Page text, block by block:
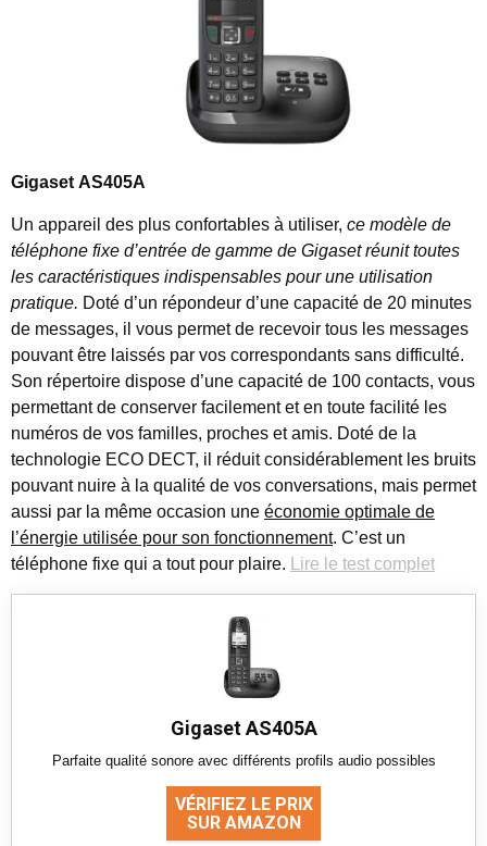
Gigaset AS405A
Un appareil des plus confortables à utiliser, ce modèle de
téléphone fixe d’entrée de gamme de Gigaset réunit toutes
les caractéristiques indispensables pour une utilisation
pratique. Doté d’un répondeur d’une capacité de 20 minutes
de messages, il vous permet de recevoir tous les messages
pouvant être laissés par vos correspondants sans difficulté.
Son répertoire dispose d’une capacité de 100 contacts, vous
permettant de conserver facilement et en toute facilité les
numéros de vos familles, proches et amis. Doté de la
technologie ECO DECT, il réduit considérablement les bruits
pouvant nuire à la qualité de vos conversations, mais permet
aussi par la même occasion une économie optimale de
l’énergie utilisée pour son fonctionnement. C’est un
téléphone fixe qui a tout pour plaire.
Lire le test complet
Gigaset AS405A
Parfaite qualité sonore avec différents profils audio possibles
VÉRIFIEZ LE PRIX
SUR AMAZON